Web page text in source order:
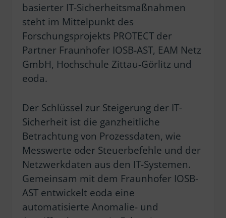
basierter IT-Sicherheitsmaßnahmen
steht im Mittelpunkt des
Forschungsprojekts PROTECT der
Partner Fraunhofer IOSB-AST, EAM Netz
GmbH, Hochschule Zittau-Görlitz und
eoda.
Der Schlüssel zur Steigerung der IT-
Sicherheit ist die ganzheitliche
Betrachtung von Prozessdaten, wie
Messwerte oder Steuerbefehle und der
Netzwerkdaten aus den IT-Systemen.
Gemeinsam mit dem Fraunhofer IOSB-
AST entwickelt eoda eine
automatisierte Anomalie- und